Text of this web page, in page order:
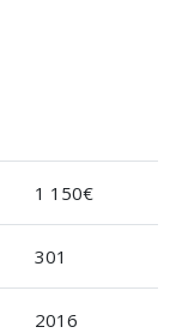
1 150€
301
2016